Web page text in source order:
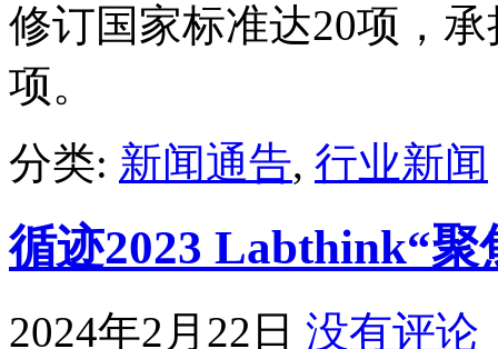
修订国家标准达20项，
项。
分类: 新闻通告, 行业新闻
循迹2023 Labthink“聚
2024年2月22日 没有评论